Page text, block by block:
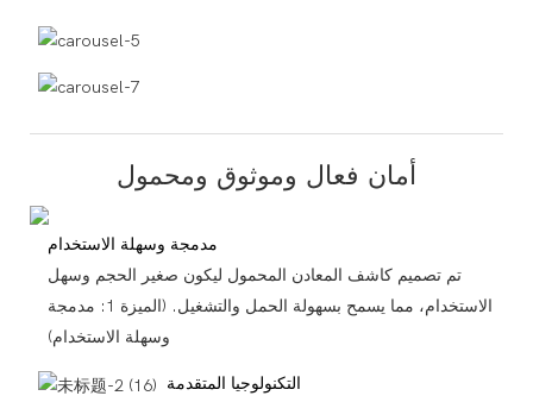
أمان فعال وموثوق ومحمول
مدمجة وسهلة الاستخدام
تم تصميم كاشف المعادن المحمول ليكون صغير الحجم وسهل
الاستخدام، مما يسمح بسهولة الحمل والتشغيل. (الميزة 1: مدمجة
وسهلة الاستخدام)
التكنولوجيا المتقدمة